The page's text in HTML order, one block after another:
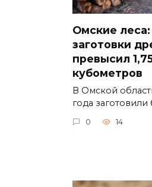
Омские
заготовки
превысил
кубометров
В Омской
года заготовили
0 14